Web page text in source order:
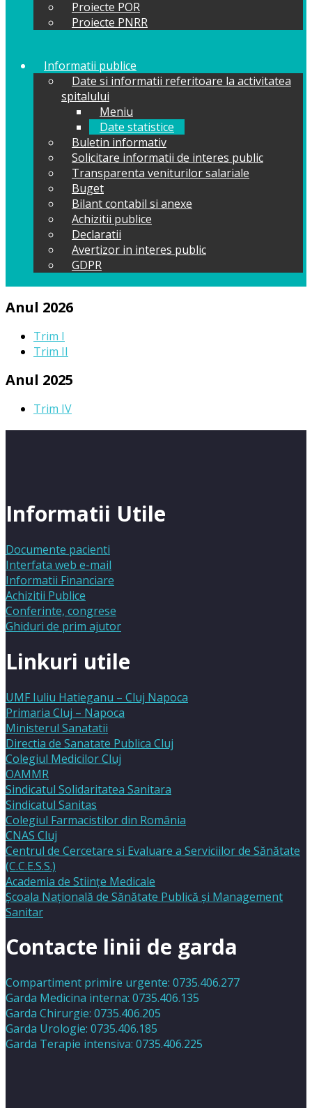
Proiecte POR
Proiecte PNRR
Informatii publice
Date si informatii referitoare la activitatea
spitalului
Meniu
Date statistice
Buletin informativ
Solicitare informatii de interes public
Transparenta veniturilor salariale
Buget
Bilant contabil si anexe
Achizitii publice
Declaratii
Avertizor in interes public
GDPR
Anul 2026
Trim I
Trim II
Anul 2025
Trim IV
Informatii Utile
Documente pacienti
Interfata web e-mail
Informatii Financiare
Achizitii Publice
Conferinte, congrese
Ghiduri de prim ajutor
Linkuri utile
UMF Iuliu Hatieganu – Cluj Napoca
Primaria Cluj – Napoca
Ministerul Sanatatii
Directia de Sanatate Publica Cluj
Colegiul Medicilor Cluj
OAMMR
Sindicatul Solidaritatea Sanitara
Sindicatul Sanitas
Colegiul Farmacistilor din România
CNAS Cluj
Centrul de Cercetare si Evaluare a Serviciilor de Sănătate
(C.C.E.S.S.)
Academia de Stiinţe Medicale
Şcoala Naţională de Sănătate Publică şi Management
Sanitar
Contacte linii de garda
Compartiment primire urgente: 0735.406.277
Garda Medicina interna: 0735.406.135
Garda Chirurgie: 0735.406.205
Garda Urologie: 0735.406.185
Garda Terapie intensiva: 0735.406.225